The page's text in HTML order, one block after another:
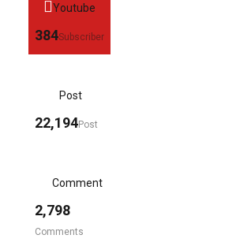
Youtube
384Subscriber
Post
22,194Post
Comment
2,798
Comments